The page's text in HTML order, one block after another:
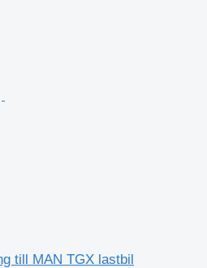
till MAN TGX lastbil